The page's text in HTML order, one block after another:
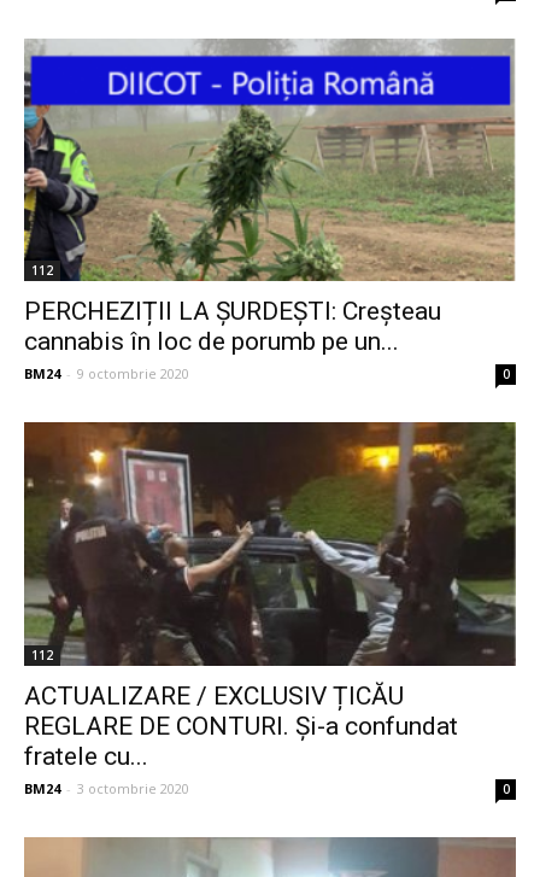
112
PERCHEZIȚII LA ȘURDEȘTI: Creșteau
cannabis în loc de porumb pe un...
BM24 - 9 octombrie 2020 0
112
ACTUALIZARE / EXCLUSIV ȚICĂU
REGLARE DE CONTURI. Și-a confundat
fratele cu...
BM24 - 3 octombrie 2020 0